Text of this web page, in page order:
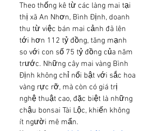
Theo thống kê từ các làng mai tại
thị xã An Nhơn, Bình Định, doanh
thu từ việc bán mai cảnh đã lên
tới hơn 112 tỷ đồng, tăng mạnh
so với con số 75 tỷ đồng của năm
trước. Những cây mai vàng Bình
Định không chỉ nổi bật với sắc hoa
vàng rực rỡ, mà còn có giá trị
nghệ thuật cao, đặc biệt là những
chậu bonsai Tài Lộc, khiến không
ít người mê mẩn.